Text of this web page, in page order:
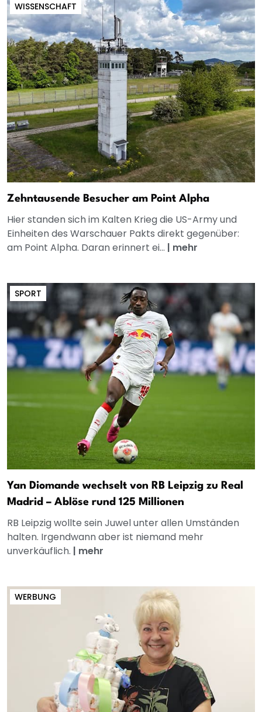
WISSENSCHAFT
Zehntausende Besucher am Point Alpha
Hier standen sich im Kalten Krieg die US-Army und
Einheiten des Warschauer Pakts direkt gegenüber:
am Point Alpha. Daran erinnert ei... | mehr
SPORT
Yan Diomande wechselt von RB Leipzig zu Real
Madrid – Ablöse rund 125 Millionen
RB Leipzig wollte sein Juwel unter allen Umständen
halten. Irgendwann aber ist niemand mehr
unverkäuflich. | mehr
WERBUNG